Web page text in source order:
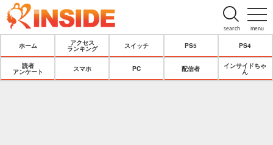
menu
search
ホーム
アクセス
ランキング
スイッチ PS5 PS4
読者
アンケート
スマホ PC 配信者
インサイドちゃ
ん